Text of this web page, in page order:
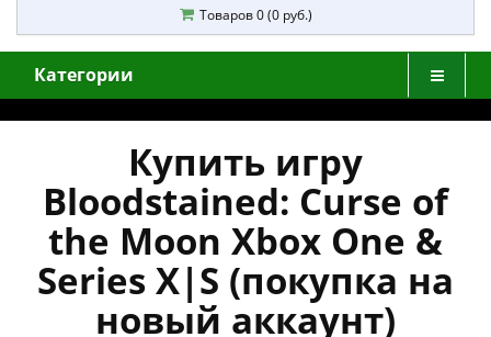
Товаров 0 (0 руб.)
Категории
Купить игру
Bloodstained: Curse of
the Moon Xbox One &
Series X|S (покупка на
новый аккаунт)